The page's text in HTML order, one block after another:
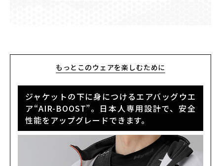
もっとこのウェアを楽しむために
ジャケットの下に身につけるエアバッグウエ
ア“AIR-BOOST”。日本人専用設計で、安全
性能をアップグレードできます。
カラー・サイズ選択
BLUE/BLACK
S
¥40,590(税込)
カートに入れる
BLUE/BLACK
¥40,590(税込)
カートに入れる